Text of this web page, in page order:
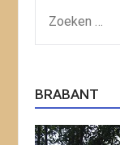
NAAR:
BRABANT